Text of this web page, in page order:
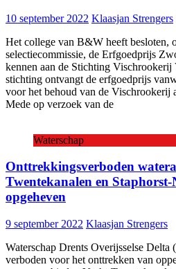
10 september 2022 Klaasjan Strengers
Het college van B&W heeft besloten,
selectiecommissie, de Erfgoedprijs
kennen aan de Stichting Vischrookerij
stichting ontvangt de erfgoedprijs
voor het behoud van de Vischrookerij
Mede op verzoek van de
Waterschap
Onttrekkingsverboden
Twentekanalen en Staphorst-
opgeheven
9 september 2022 Klaasjan Strengers
Waterschap Drents Overijsselse
verboden voor het onttrekken van